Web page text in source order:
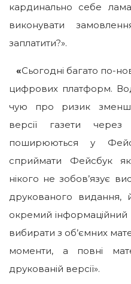
кардинально себе
виконувати
заплатити?».
«Сьогодні багато по-
цифрових платформ.
чую про ризик
версії газети
поширюються у
сприймати Фейсбук
нікого не зобов’язує
друкованого видання,
окремий
вибирати з об’ємних
моменти, а повні
друкованій версії».